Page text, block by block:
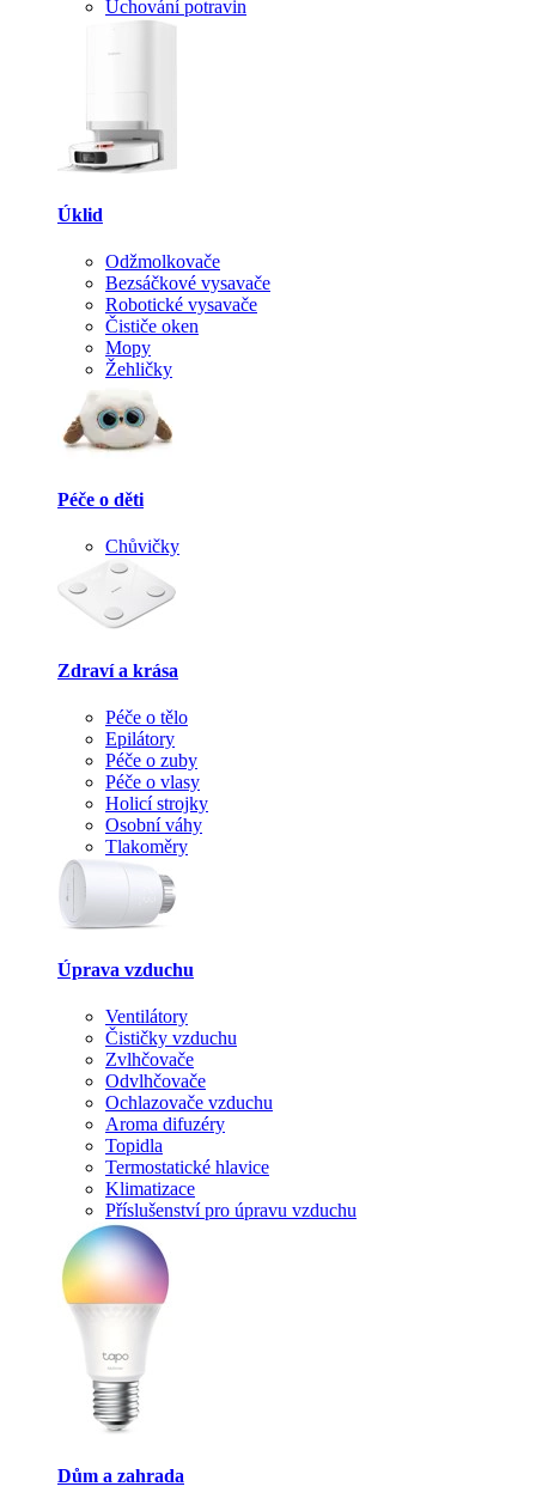
Uchování potravin
Úklid
Odžmolkovače
Bezsáčkové vysavače
Robotické vysavače
Čističe oken
Mopy
Žehličky
Péče o děti
Chůvičky
Zdraví a krása
Péče o tělo
Epilátory
Péče o zuby
Péče o vlasy
Holicí strojky
Osobní váhy
Tlakoměry
Úprava vzduchu
Ventilátory
Čističky vzduchu
Zvlhčovače
Odvlhčovače
Ochlazovače vzduchu
Aroma difuzéry
Topidla
Termostatické hlavice
Klimatizace
Příslušenství pro úpravu vzduchu
Dům a zahrada